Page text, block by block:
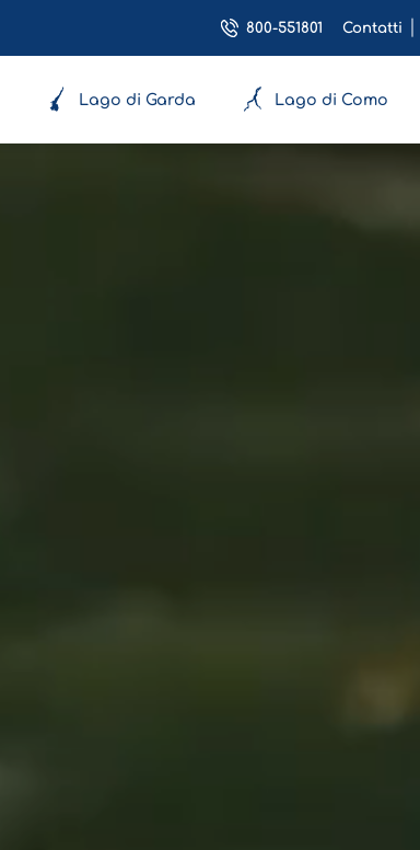
800-551801 Contatti
Lago di Garda Lago di Como